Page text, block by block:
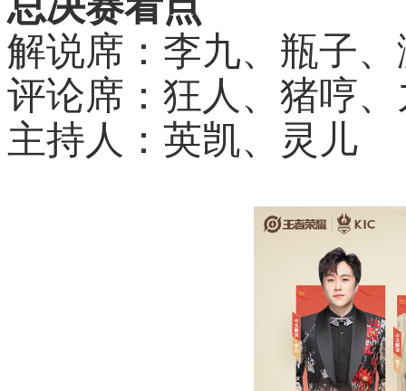
解说席：李九、瓶子
评论席：狂人、猪哼
主持人：英凯、灵儿